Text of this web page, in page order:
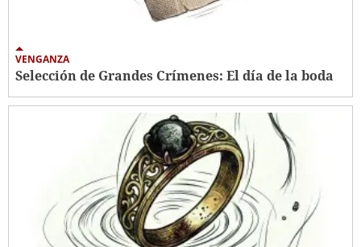
VENGANZA
Selección de Grandes Crímenes: El día de la boda